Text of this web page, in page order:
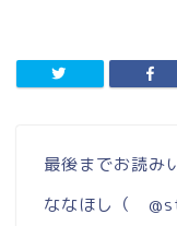
最後までお読み
ななほし（